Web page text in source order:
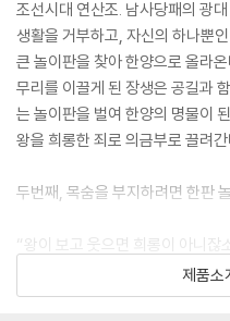
조선시대 연산조. 남사당패의 광
생활을 거부하고, 자신의 하나뿐
큰 놀이판을 찾아 한양으로 올라
무리를 이끌게 된 장생은 공길과
는 놀이판을 벌여 한양의 명물이
왕을 희롱한 죄로 의금부로 끌려간
두번째, 목숨을 부지하려면 한판
“왕이 보고 웃으면 희롱이 아니
“왕께서 보고도 웃지 않으시면 네
제품소